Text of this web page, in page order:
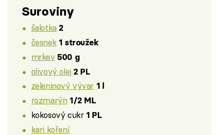
Suroviny
šalotka 2
česnek 1 stroužek
mrkev 500 g
olivový olej 2 PL
zeleninový vývar 1 l
rozmarýn 1/2 ML
kokosový cukr 1 PL
kari koření